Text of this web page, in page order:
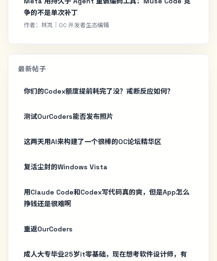
争的不是单次补丁
作者：林岚｜OC 开发者生态编辑
最新帖子
你们的Codex额度提前耗完了没？戒断反应如何？
测试OurCoders能否发布照片
这两天用AI来构建了一个很棒的OC论坛精华区
复活尘封的Windows Vista
用Claude Code和Codex写代码真的爽，但是App怎么
挣钱还是很难啊
重返OurCoders
成人大专毕业25岁it零基础，现在想考软件设计师，有